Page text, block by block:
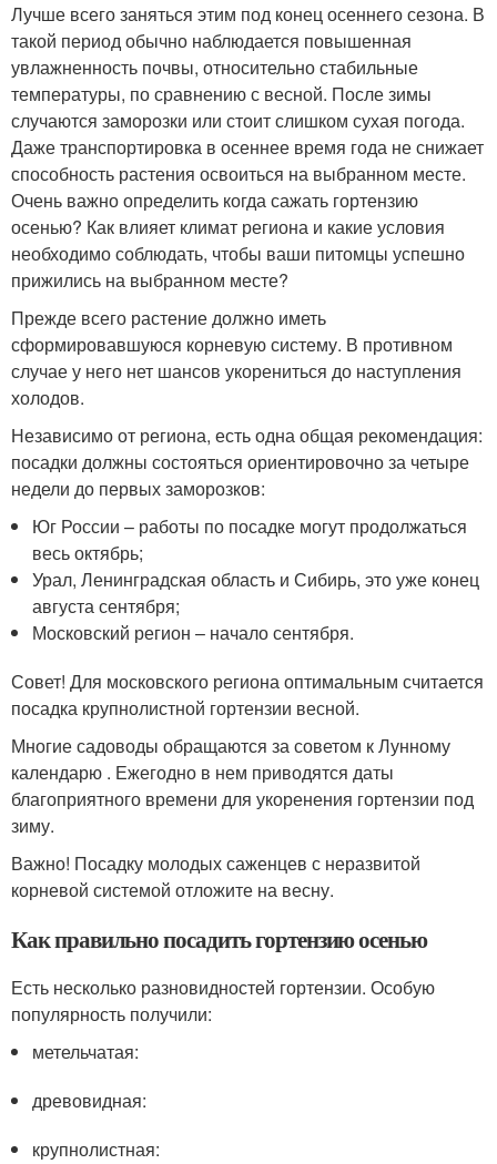
Лучше всего заняться этим под конец осеннего сезона. В
такой период обычно наблюдается повышенная
увлажненность почвы, относительно стабильные
температуры, по сравнению с весной. После зимы
случаются заморозки или стоит слишком сухая погода.
Даже транспортировка в осеннее время года не снижает
способность растения освоиться на выбранном месте.
Очень важно определить когда сажать гортензию
осенью? Как влияет климат региона и какие условия
необходимо соблюдать, чтобы ваши питомцы успешно
прижились на выбранном месте?
Прежде всего растение должно иметь
сформировавшуюся корневую систему. В противном
случае у него нет шансов укорениться до наступления
холодов.
Независимо от региона, есть одна общая рекомендация:
посадки должны состояться ориентировочно за четыре
недели до первых заморозков:
Юг России – работы по посадке могут продолжаться
весь октябрь;
Урал, Ленинградская область и Сибирь, это уже конец
августа сентября;
Московский регион – начало сентября.
Совет! Для московского региона оптимальным считается
посадка крупнолистной гортензии весной.
Многие садоводы обращаются за советом к Лунному
календарю . Ежегодно в нем приводятся даты
благоприятного времени для укоренения гортензии под
зиму.
Важно! Посадку молодых саженцев с неразвитой
корневой системой отложите на весну.
Как правильно посадить гортензию осенью
Есть несколько разновидностей гортензии. Особую
популярность получили:
метельчатая:
древовидная:
крупнолистная: